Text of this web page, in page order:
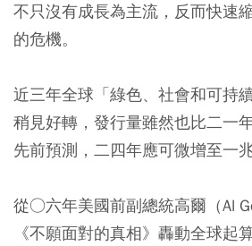
不只沒有成長為主流，反而快速
的危機。
近三年全球「綠色、社會和可持
稍見好轉，發行量雖然也比二一
先前預測，二四年應可微增至一
從○六年美國前副總統高爾（Al
《不願面對的真相》轟動全球起